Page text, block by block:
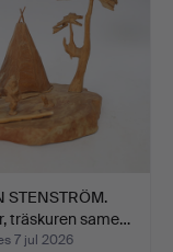
STENSTRÖM.
träskuren same…
7 jul 2026